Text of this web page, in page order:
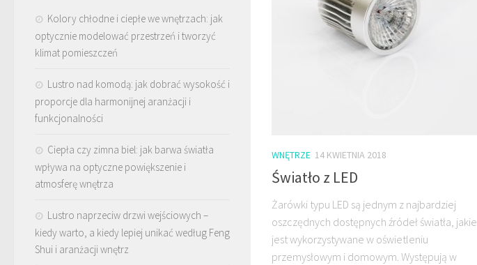
WNĘTRZE 14 KWIETNIA 2018
Światło z LED
Żarówki typu LED są jednym z najbardziej
oszczędnych dostępnych źródeł światła, jakie
jest wykorzystywane w oświetleniu
przemysłowym i domowym. Występują w
Kolory chłodne i ciepłe we wnętrzach: jak
optycznie modelować przestrzeń i tworzyć
klimat pomieszczeń
Lustro nad komodą: jak dobrać wysokość i
proporcje dla harmonijnej aranżacji i
funkcjonalności
Ciepła czy zimna biel: jak barwa światła
wpływa na optyczne powiększenie i
atmosferę wnętrza
Lustro naprzeciw drzwi wejściowych –
kiedy warto, a kiedy lepiej unikać według Feng
Shui i aranżacji wnętrz